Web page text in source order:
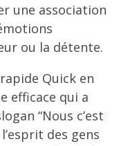
une association
ou la détente.
Quick en
efficace qui a
“Nous c’est
des gens